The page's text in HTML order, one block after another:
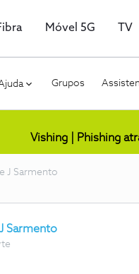
Móvel 5G TV
Grupos
Vishing | Phishing
J Sarmento
Sarmento